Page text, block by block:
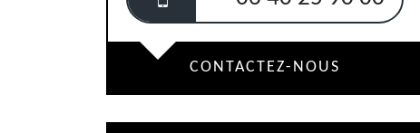
CONTACTEZ-NOUS